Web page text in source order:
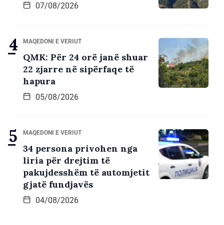
07/08/2026
MAQEDONI E VERIUT
QMK: Për 24 orë janë shuar
22 zjarre në sipërfaqe të
hapura
05/08/2026
MAQEDONI E VERIUT
34 persona privohen nga
liria për drejtim të
pakujdesshëm të automjetit
gjatë fundjavës
04/08/2026